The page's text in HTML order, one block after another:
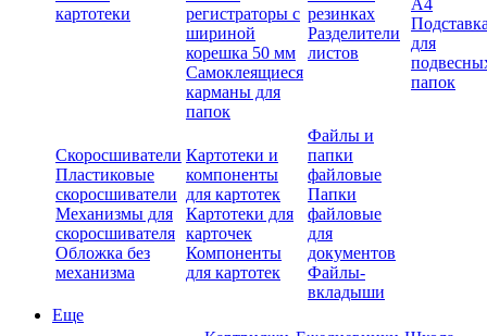
картотеки
регистраторы с
шириной
корешка 50 мм
Самоклеящиеся
карманы для
папок
резинках
Разделители
листов
А4
для
папок
Скоросшиватели
Пластиковые
скоросшиватели
Механизмы для
скоросшивателя
Обложка без
механизма
Картотеки и
компоненты
для картотек
Картотеки для
карточек
Компоненты
для картотек
Файлы и
папки
файловые
Папки
файловые
для
документов
Файлы-
вкладыши
Еще